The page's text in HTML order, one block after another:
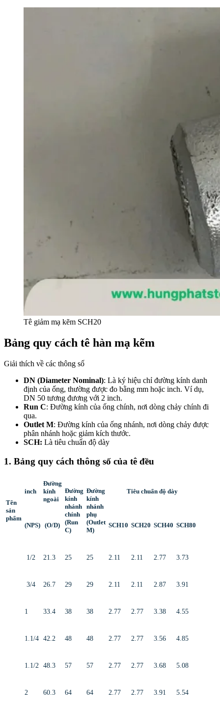
Tê giảm mạ kẽm SCH20
Bảng quy cách tê hàn mạ kẽm
Giải thích về các thông số
DN (Diameter Nominal): Là ký hiệu chỉ đường kính danh
định của ống, thường được đo bằng mm hoặc inch. Ví dụ,
DN 50 tương đương với 2 inch.
Run C: Đường kính của ống chính, nơi dòng chảy chính đi
qua.
Outlet M: Đường kính của ống nhánh, nơi dòng chảy được
phân nhánh hoặc giảm kích thước.
SCH: Là tiêu chuẩn độ dày
1. Bảng quy cách thông số của tê đều
Tên
sản
phẩm
inch
Đường
kính
ngoài
Đường
kính
nhánh
chính
(Run
C)
Đường
kính
nhánh
phụ
(Outlet
M)
Tiêu chuẩn độ dày
(NPS) (O/D) SCH10 SCH20 SCH40 SCH80
1/2 21.3 25 25 2.11 2.11 2.77 3.73
3/4 26.7 29 29 2.11 2.11 2.87 3.91
1 33.4 38 38 2.77 2.77 3.38 4.55
1.1/4 42.2 48 48 2.77 2.77 3.56 4.85
1.1/2 48.3 57 57 2.77 2.77 3.68 5.08
2 60.3 64 64 2.77 2.77 3.91 5.54